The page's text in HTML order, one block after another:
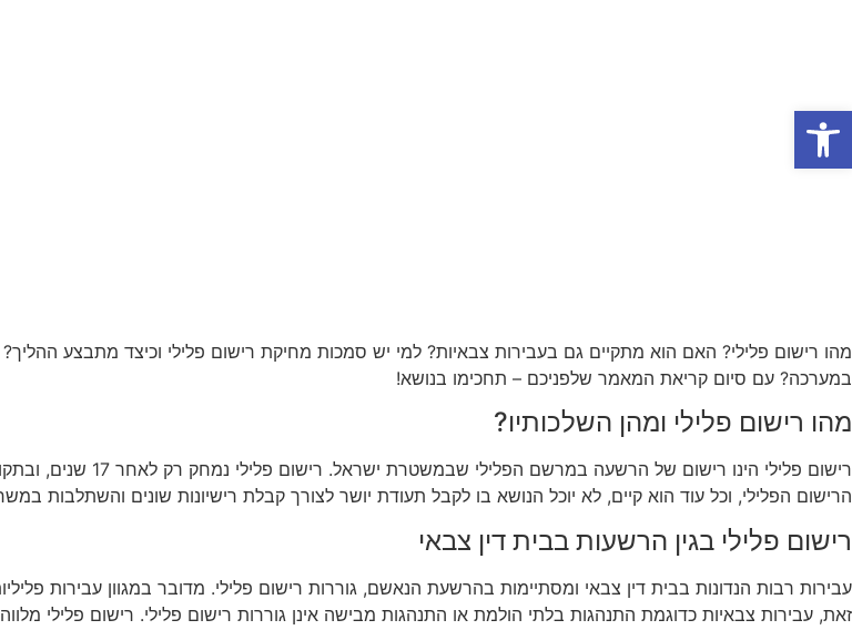
מהו רישום פלילי? האם הוא מתקיים גם בעבירות צבאיות? למי יש סמכות מחיקת רישום פלילי וכיצד מתבצע
במערכה? עם סיום קריאת המאמר שלפניכם – תחכימו בנושא!
מהו רישום פלילי ומהן השלכותיו?
רישום פלילי הינו
הרישום הפלילי, וכל עוד הוא קיים, לא יוכל הנושא בו לקבל תעודת יושר לצורך קבלת רישיונות שונים והשתלבות
רישום פלילי בגין הרשעות בבית דין צבאי
עבירות רבות הנדונות בבית דין צבאי ומסתיימות בהרשעת הנאשם, גוררות רישום פלילי. מדובר במגוון עבירות
זאת, עבירות צבאיות כדוגמת התנהגות בלתי הולמת או התנהגות מבישה אינן גוררות רישום פלילי. רישום פלילי
פתח סרגל נגישות